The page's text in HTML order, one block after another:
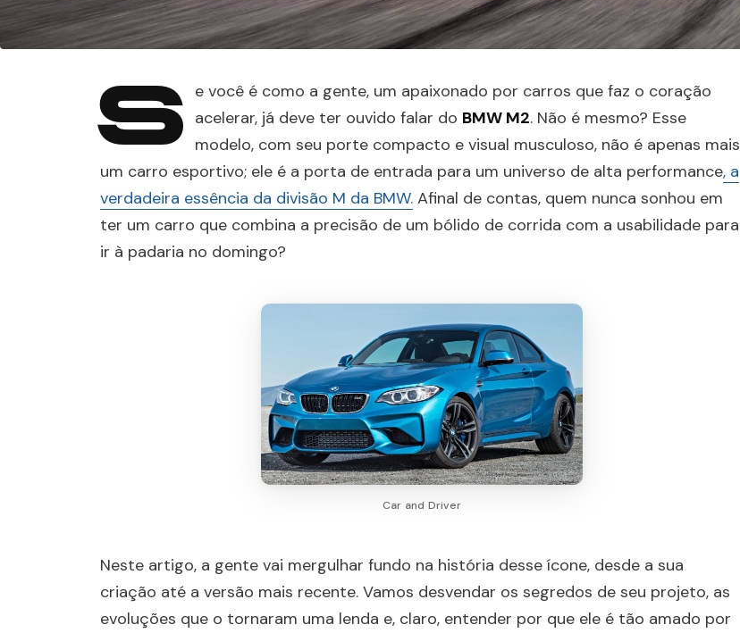
S e você é como a gente, um apaixonado por carros que faz o coração
acelerar, já deve ter ouvido falar do BMW M2. Não é mesmo? Esse
modelo, com seu porte compacto e visual musculoso, não é apenas mais
um carro esportivo; ele é a porta de entrada para um universo de alta performance, a
verdadeira essência da divisão M da BMW. Afinal de contas, quem nunca sonhou em
ter um carro que combina a precisão de um bólido de corrida com a usabilidade para
ir à padaria no domingo?
Car and Driver
Neste artigo, a gente vai mergulhar fundo na história desse ícone, desde a sua
criação até a versão mais recente. Vamos desvendar os segredos de seu projeto, as
evoluções que o tornaram uma lenda e, claro, entender por que ele é tão amado por